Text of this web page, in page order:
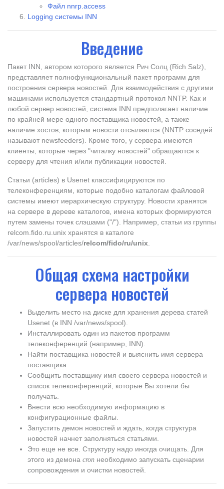
Файл nnrp.access
Logging системы INN
Введение
Пакет INN, автором которого является Рич Солц (Rich Salz),
представляет полнофункциональный пакет программ для
построения сервера новостей. Для взаимодействия с другими
машинами используется стандартный протокол NNTP. Как и
любой сервер новостей, система INN предполагает наличие
по крайней мере одного поставщика новостей, а также
наличие хостов, которым новости отсылаются (NNTP соседей
называют newsfeeders). Кроме того, у сервера имеются
клиенты, которые через "читалку новостей" обращаются к
серверу для чтения и/или публикации новостей.
Статьи (articles) в Usenet классифицируются по
телеконференциям, которые подобно каталогам файловой
системы имеют иерархическую структуру. Новости хранятся
на сервере в дереве каталогов, имена которых формируются
путем замены точек слэшами ("/"). Например, статьи из группы
relcom.fido.ru.unix хранятся в каталоге
/var/news/spool/articles/relcom/fido/ru/unix
Общая схема настройки
сервера новостей
Выделить место на диске для хранения дерева статей
Usenet (в INN /var/news/spool).
Инсталлировать один из пакетов программ
телеконференций (например, INN).
Найти поставщика новостей и выяснить имя сервера
поставщика.
Сообщить поставщику имя своего сервера новостей и
список телеконференций, которые Вы хотели бы
получать.
Внести всю необходимую информацию в
конфигурационные файлы.
Запустить демон новостей и ждать, когда структура
новостей начнет заполняться статьями.
Это еще не все. Структуру надо иногда очищать. Для
этого из демона cron необходимо запускать сценарии
сопровождения и очистки новостей.